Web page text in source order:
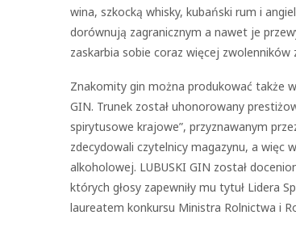
wina, szkocką whisky, kubański rum i
dorównują zagranicznym a nawet je
zaskarbia sobie coraz więcej
Znakomity gin można produkować także
GIN. Trunek został uhonorowany
spirytusowe krajowe”, przyznawanym
zdecydowali czytelnicy magazynu, a więc
alkoholowej. LUBUSKI GIN został
których głosy zapewniły mu tytuł Lidera
laureatem konkursu Ministra Rolnictwa i